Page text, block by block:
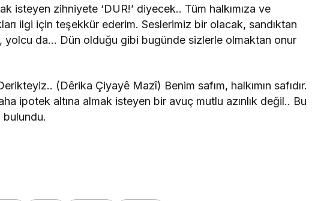
isteyen zihniyete ‘DUR!’ diyecek.. Tüm halkımıza ve
ilgi için teşekkür ederim. Seslerimiz bir olacak, sandıktan
yolcu da… Dün olduğu gibi bugünde sizlerle olmaktan onur
(Dêrika Çiyayê Mazî) Benim safım, halkımın safıdır.
ipotek altına almak isteyen bir avuç mutlu azınlık değil.. Bu
bulundu.